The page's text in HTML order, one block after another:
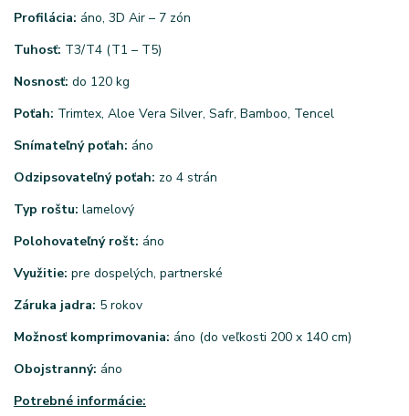
Profilácia: áno, 3D Air – 7 zón
Tuhosť: T3/T4 (T1 – T5)
Nosnosť: do 120 kg
Poťah: Trimtex, Aloe Vera Silver, Safr, Bamboo, Tencel
Snímateľný poťah: áno
Odzipsovateľný poťah: zo 4 strán
Typ roštu: lamelový
Polohovateľný rošt: áno
Využitie: pre dospelých, partnerské
Záruka jadra: 5 rokov
Možnosť komprimovania: áno (do veľkosti 200 x 140 cm)
Obojstranný: áno
Potrebné informácie: